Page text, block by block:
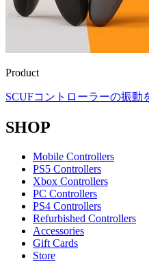
Product
SCUFコントローラーの振動
SHOP
Mobile Controllers
PS5 Controllers
Xbox Controllers
PC Controllers
PS4 Controllers
Refurbished Controllers
Accessories
Gift Cards
Store